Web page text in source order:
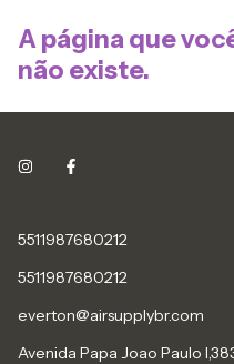
A página que
não existe.
5511987680212
5511987680212
everton@airsupplybr.com
Avenida Papa Joao Paulo